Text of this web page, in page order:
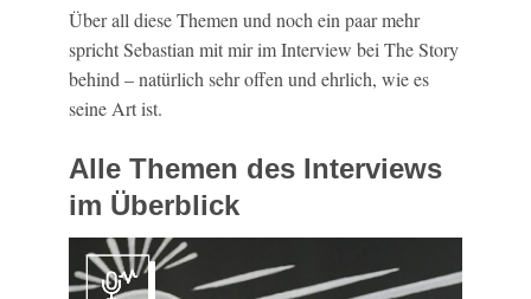
Über all diese Themen und noch ein paar mehr
spricht Sebastian mit mir im Interview bei The Story
behind – natürlich sehr offen und ehrlich, wie es
seine Art ist.
Alle Themen des Interviews
im Überblick